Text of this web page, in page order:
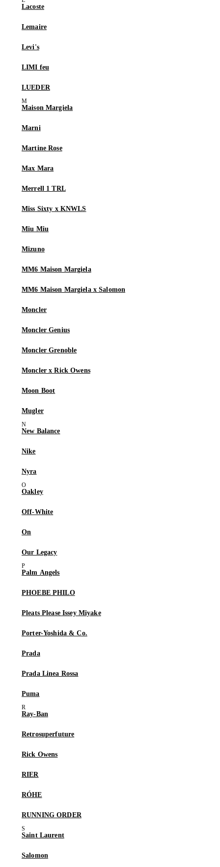
Lacoste
Lemaire
Levi's
LIMI feu
LUEDER
Maison Margiela
Marni
Martine Rose
Max Mara
Merrell 1 TRL
Miss Sixty x KNWLS
Miu Miu
Mizuno
MM6 Maison Margiela
MM6 Maison Margiela x Salomon
Moncler
Moncler Genius
Moncler Grenoble
Moncler x Rick Owens
Moon Boot
Mugler
New Balance
Nike
Nyra
Oakley
Off-White
On
Our Legacy
Palm Angels
PHOEBE PHILO
Pleats Please Issey Miyake
Porter-Yoshida & Co.
Prada
Prada Linea Rossa
Puma
Ray-Ban
Retrosuperfuture
Rick Owens
RIER
RÓHE
RUNNING ORDER
Saint Laurent
Salomon